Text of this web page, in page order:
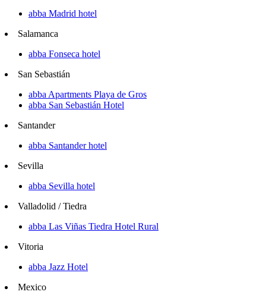
abba Madrid hotel
Salamanca
abba Fonseca hotel
San Sebastián
abba Apartments Playa de Gros
abba San Sebastián Hotel
Santander
abba Santander hotel
Sevilla
abba Sevilla hotel
Valladolid / Tiedra
abba Las Viñas Tiedra Hotel Rural
Vitoria
abba Jazz Hotel
Mexico